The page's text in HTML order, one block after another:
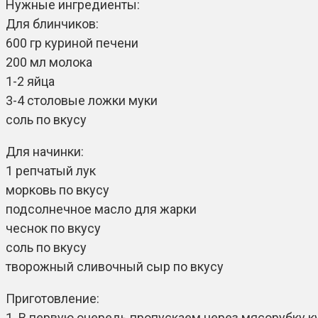
Нужные ингредиенты:
Для блинчиков:
600 гр куриной печени
200 мл молока
1-2 яйца
3-4 столовые ложки муки
соль по вкусу
Для начинки:
1 репчатый лук
морковь по вкусу
подсолнечное масло для жарки
чеснок по вкусу
соль по вкусу
творожный сливочный сыр по вкусу
Приготовление: